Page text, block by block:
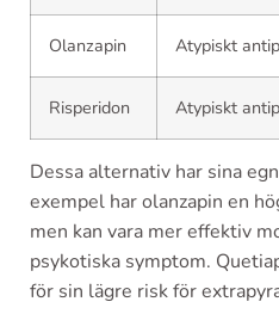
Olanzapin Atypiskt
Risperidon Atypiskt
Dessa alternativ har sina
exempel har olanzapin en
men kan vara mer effektiv
psykotiska symptom.
för sin lägre risk för